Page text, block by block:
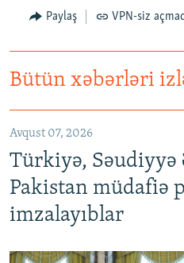
Paylaş VPN-siz
Bütün xəbərləri
Avqust 07, 2026
Türkiyə, Səudiyyə
Pakistan müdafiə
imzalayıblar